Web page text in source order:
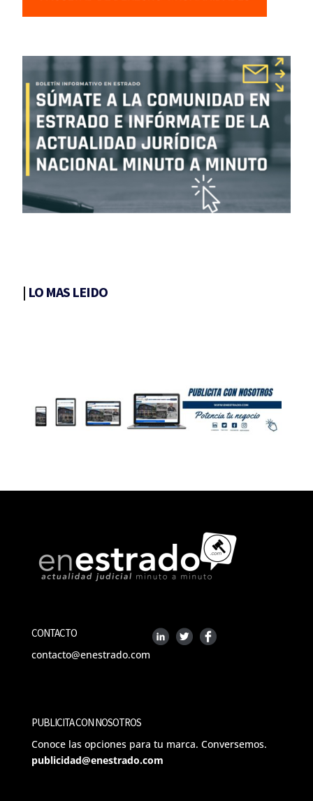
| LO MAS LEIDO
CONTACTO
contacto@enestrado.com
PUBLICITA CON NOSOTROS
Conoce las opciones para tu marca. Conversemos.
publicidad@enestrado.com